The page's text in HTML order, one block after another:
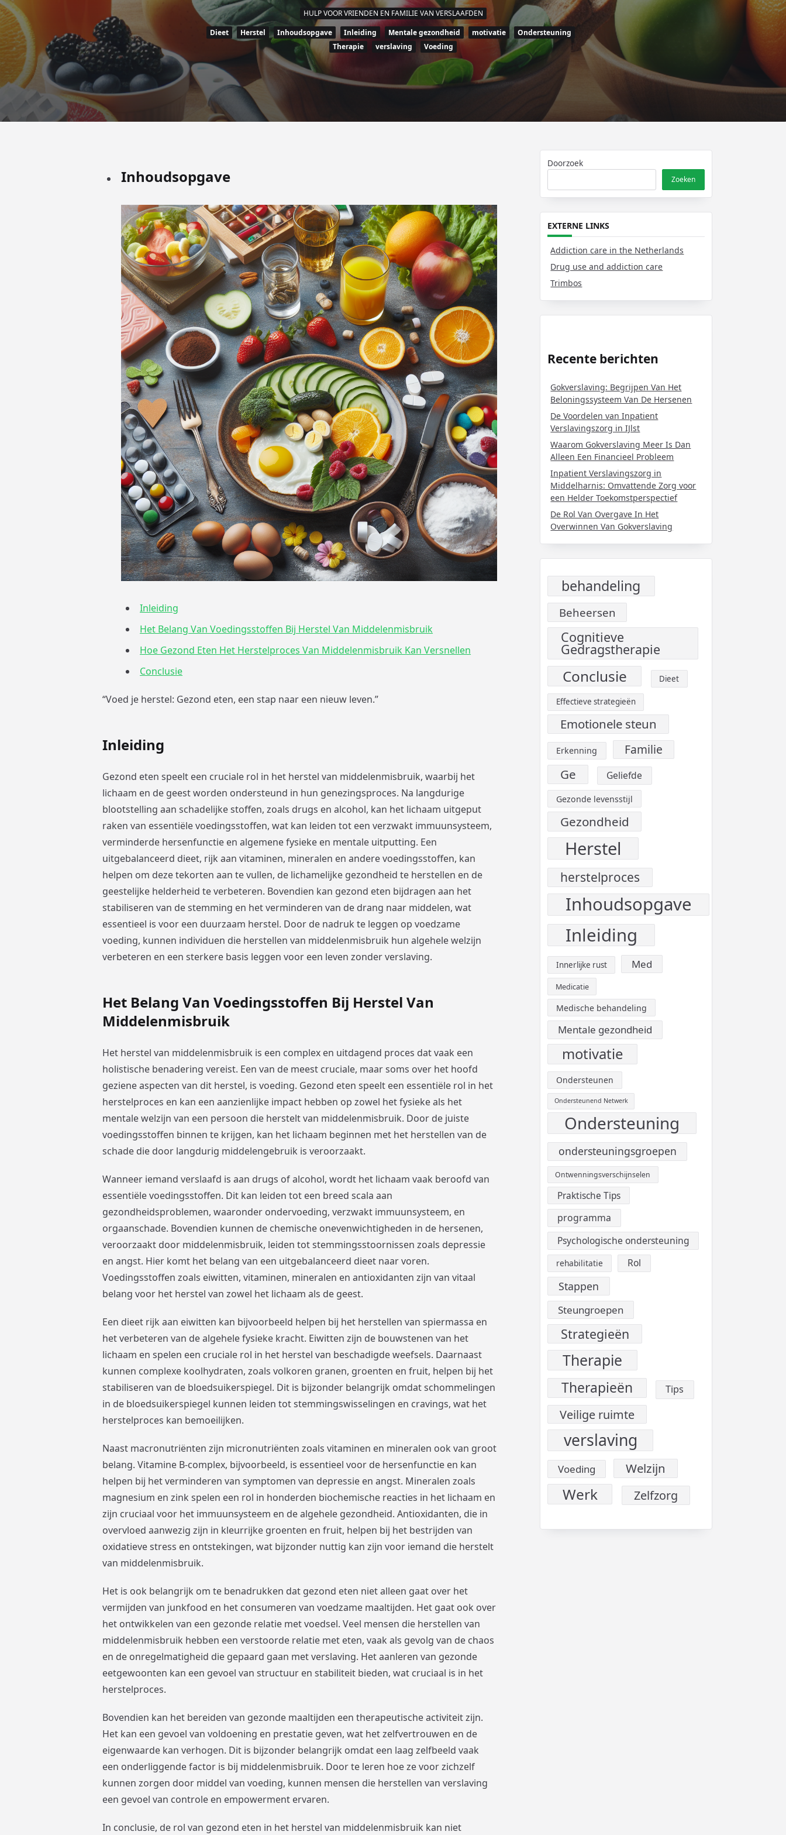
HULP VOOR VRIENDEN EN FAMILIE VAN VERSLAAFDEN
Dieet
Herstel Inhoudsopgave Inleiding Mentale gezondheid motivatie
Ondersteuning
Therapie
verslaving Voeding
Inhoudsopgave
Inleiding
Het Belang Van Voedingsstoffen Bij Herstel Van Middelenmisbruik
Hoe Gezond Eten Het Herstelproces Van Middelenmisbruik Kan Versnellen
Conclusie
“Voed je herstel: Gezond eten, een stap naar een nieuw leven.”
Inleiding
Gezond eten speelt een cruciale rol in het herstel van middelenmisbruik, waarbij het
lichaam en de geest worden ondersteund in hun genezingsproces. Na langdurige
blootstelling aan schadelijke stoffen, zoals drugs en alcohol, kan het lichaam uitgeput
raken van essentiële voedingsstoffen, wat kan leiden tot een verzwakt immuunsysteem,
verminderde hersenfunctie en algemene fysieke en mentale uitputting. Een
uitgebalanceerd dieet, rijk aan vitaminen, mineralen en andere voedingsstoffen, kan
helpen om deze tekorten aan te vullen, de lichamelijke gezondheid te herstellen en de
geestelijke helderheid te verbeteren. Bovendien kan gezond eten bijdragen aan het
stabiliseren van de stemming en het verminderen van de drang naar middelen, wat
essentieel is voor een duurzaam herstel. Door de nadruk te leggen op voedzame
voeding, kunnen individuen die herstellen van middelenmisbruik hun algehele welzijn
verbeteren en een sterkere basis leggen voor een leven zonder verslaving.
Het Belang Van Voedingsstoffen Bij Herstel Van
Middelenmisbruik
Het herstel van middelenmisbruik is een complex en uitdagend proces dat vaak een
holistische benadering vereist. Een van de meest cruciale, maar soms over het hoofd
geziene aspecten van dit herstel, is voeding. Gezond eten speelt een essentiële rol in het
herstelproces en kan een aanzienlijke impact hebben op zowel het fysieke als het
mentale welzijn van een persoon die herstelt van middelenmisbruik. Door de juiste
voedingsstoffen binnen te krijgen, kan het lichaam beginnen met het herstellen van de
schade die door langdurig middelengebruik is veroorzaakt.
Wanneer iemand verslaafd is aan drugs of alcohol, wordt het lichaam vaak beroofd van
essentiële voedingsstoffen. Dit kan leiden tot een breed scala aan
gezondheidsproblemen, waaronder ondervoeding, verzwakt immuunsysteem, en
orgaanschade. Bovendien kunnen de chemische onevenwichtigheden in de hersenen,
veroorzaakt door middelenmisbruik, leiden tot stemmingsstoornissen zoals depressie
en angst. Hier komt het belang van een uitgebalanceerd dieet naar voren.
Voedingsstoffen zoals eiwitten, vitaminen, mineralen en antioxidanten zijn van vitaal
belang voor het herstel van zowel het lichaam als de geest.
Een dieet rijk aan eiwitten kan bijvoorbeeld helpen bij het herstellen van spiermassa en
het verbeteren van de algehele fysieke kracht. Eiwitten zijn de bouwstenen van het
lichaam en spelen een cruciale rol in het herstel van beschadigde weefsels. Daarnaast
kunnen complexe koolhydraten, zoals volkoren granen, groenten en fruit, helpen bij het
stabiliseren van de bloedsuikerspiegel. Dit is bijzonder belangrijk omdat schommelingen
in de bloedsuikerspiegel kunnen leiden tot stemmingswisselingen en cravings, wat het
herstelproces kan bemoeilijken.
Naast macronutriënten zijn micronutriënten zoals vitaminen en mineralen ook van groot
belang. Vitamine B-complex, bijvoorbeeld, is essentieel voor de hersenfunctie en kan
helpen bij het verminderen van symptomen van depressie en angst. Mineralen zoals
magnesium en zink spelen een rol in honderden biochemische reacties in het lichaam en
zijn cruciaal voor het immuunsysteem en de algehele gezondheid. Antioxidanten, die in
overvloed aanwezig zijn in kleurrijke groenten en fruit, helpen bij het bestrijden van
oxidatieve stress en ontstekingen, wat bijzonder nuttig kan zijn voor iemand die herstelt
van middelenmisbruik.
Het is ook belangrijk om te benadrukken dat gezond eten niet alleen gaat over het
vermijden van junkfood en het consumeren van voedzame maaltijden. Het gaat ook over
het ontwikkelen van een gezonde relatie met voedsel. Veel mensen die herstellen van
middelenmisbruik hebben een verstoorde relatie met eten, vaak als gevolg van de chaos
en de onregelmatigheid die gepaard gaan met verslaving. Het aanleren van gezonde
eetgewoonten kan een gevoel van structuur en stabiliteit bieden, wat cruciaal is in het
herstelproces.
Bovendien kan het bereiden van gezonde maaltijden een therapeutische activiteit zijn.
Het kan een gevoel van voldoening en prestatie geven, wat het zelfvertrouwen en de
eigenwaarde kan verhogen. Dit is bijzonder belangrijk omdat een laag zelfbeeld vaak
een onderliggende factor is bij middelenmisbruik. Door te leren hoe ze voor zichzelf
kunnen zorgen door middel van voeding, kunnen mensen die herstellen van verslaving
een gevoel van controle en empowerment ervaren.
In conclusie, de rol van gezond eten in het herstel van middelenmisbruik kan niet
Doorzoek
Zoeken
EXTERNE LINKS
Addiction care in the Netherlands
Drug use and addiction care
Trimbos
Recente berichten
Gokverslaving: Begrijpen Van Het
Beloningssysteem Van De Hersenen
De Voordelen van Inpatient
Verslavingszorg in IJlst
Waarom Gokverslaving Meer Is Dan
Alleen Een Financieel Probleem
Inpatient Verslavingszorg in
Middelharnis: Omvattende Zorg voor
een Helder Toekomstperspectief
De Rol Van Overgave In Het
Overwinnen Van Gokverslaving
behandeling
Beheersen
Cognitieve
Gedragstherapie
Conclusie Dieet
Effectieve strategieën
Emotionele steun
Erkenning Familie
Ge Geliefde
Gezonde levensstijl
Gezondheid
Herstel
herstelproces
Inhoudsopgave
Inleiding
Innerlijke rust Med
Medicatie
Medische behandeling
Mentale gezondheid
motivatie
Ondersteunen
Ondersteunend Netwerk
Ondersteuning
ondersteuningsgroepen
Ontwenningsverschijnselen
Praktische Tips
programma
Psychologische ondersteuning
rehabilitatie Rol
Stappen
Steungroepen
Strategieën
Therapie
Therapieën Tips
Veilige ruimte
verslaving
Voeding Welzijn
Werk Zelfzorg